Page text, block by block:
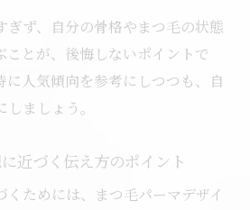
ぎず、自分の骨格やまつ毛の状態
ことが、後悔しないポイントで
に人気傾向を参考にしつつも、自
ましょう。
近づく伝え方のポイント
ためには、まつ毛パーマデザイ